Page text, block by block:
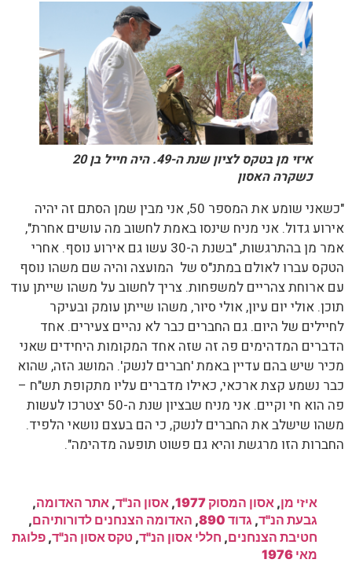
איזי מן בטקס לציון שנת ה-49. היה חייל בן 20
כשקרה האסון
"כשאני שומע את המספר 50, אני מבין שמן הסתם זה יהיה
אירוע גדול. אני מניח שינסו באמת לחשוב מה עושים אחרת",
אמר מן בהתרגשות, "בשנת ה-30 עשו גם אירוע נוסף. אחרי
הטקס עברו לאולם במתנ"ס של המועצה והיה שם משהו נוסף
עם ארוחת צהריים למשפחות. צריך לחשוב על משהו שייתן עוד
תוכן. אולי יום עיון, אולי סיור, משהו שייתן עומק ובעיקר
לחיילים של היום. גם החברים כבר לא נהיים צעירים. אחד
הדברים המדהימים פה זה שזה אחד המקומות היחידים שאני
מכיר שיש בהם עדיין באמת 'חברים לנשק'. המושג הזה, שהוא
כבר נשמע קצת ארכאי, כאילו מדברים עליו מתקופת תש"ח –
פה הוא חי וקיים. אני מניח שבציון שנת ה-50 יצטרכו לעשות
משהו שישלב את החברים לנשק, כי הם בעצם נושאי הלפיד.
החברות הזו מרגשת והיא גם פשוט תופעה מדהימה".
איזי מן, אסון המסוק 1977 , אסון הנ"ד, אתר האדומה,
גבעת הנ"ד, גדוד 890 , האדומה הצנחנים לדורותיהם,
חטיבת הצנחנים, חללי אסון הנ"ד,טקס אסון הנ"ד,פלוגת
מאי 1976